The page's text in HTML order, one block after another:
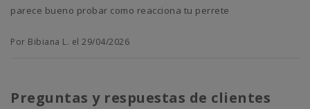
parece bueno probar como reacciona tu perrete
Por Bibiana L. el 29/04/2026
Preguntas y respuestas de clientes